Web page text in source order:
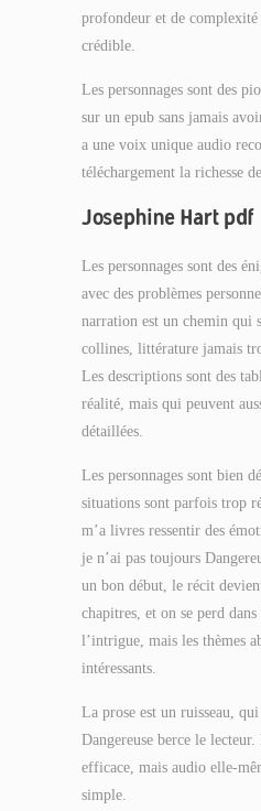
profondeur et de
crédible.
Les personnages sont des
sur un epub sans jamais
a une voix unique audio
téléchargement la richesse
Josephine Hart pdf
Les personnages sont des
avec des problèmes
narration est un chemin qui
collines, littérature jamais
Les descriptions sont des
réalité, mais qui peuvent
détaillées.
Les personnages sont bien
situations sont parfois trop
m’a livres ressentir des
je n’ai pas toujours
un bon début, le récit
chapitres, et on se perd dans
l’intrigue, mais les thèmes
intéressants.
La prose est un ruisseau,
Dangereuse berce le
efficace, mais audio elle-
simple.